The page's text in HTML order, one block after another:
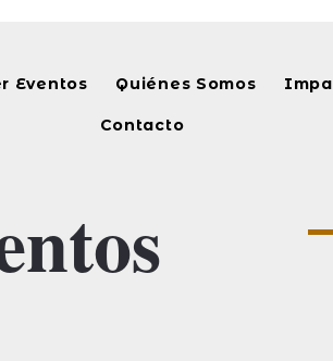
Eventos Quiénes Somos
Contacto